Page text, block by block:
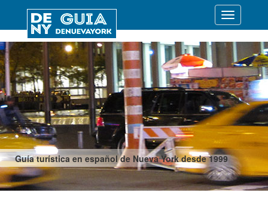
Guía turística en español de Nueva York desde 1999
Desplegar